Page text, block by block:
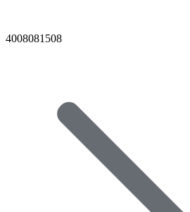
4008081508